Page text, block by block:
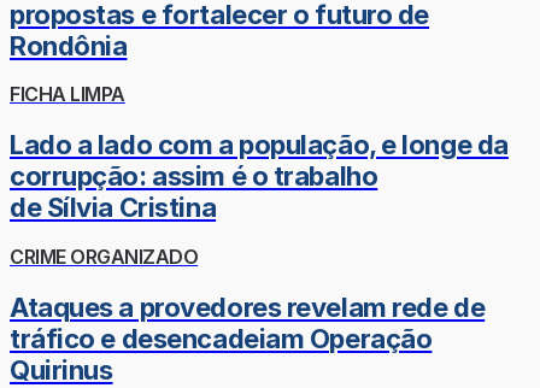
propostas e fortalecer o futuro de
Rondônia
FICHA LIMPA
Lado a lado com a população, e longe da
corrupção: assim é o trabalho
de Sílvia Cristina
CRIME ORGANIZADO
Ataques a provedores revelam rede de
tráfico e desencadeiam Operação
Quirinus